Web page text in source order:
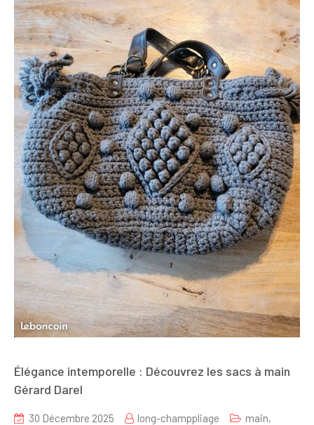
Élégance intemporelle : Découvrez les sacs à main
Gérard Darel
30 Décembre 2025 long-champpliage main,